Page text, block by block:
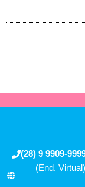
(28) 9 9909-
(End.